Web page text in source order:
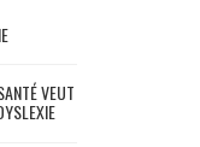
VEUT